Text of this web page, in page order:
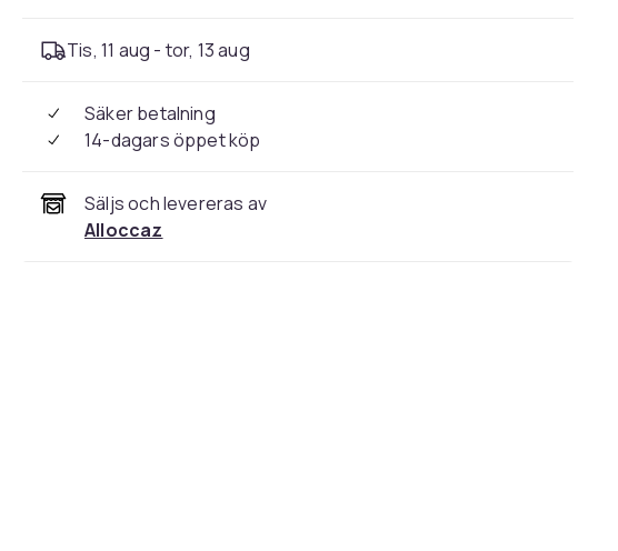
Tis, 11 aug - tor, 13 aug
Säker betalning
14-dagars öppet köp
Säljs och levereras av
Alloccaz